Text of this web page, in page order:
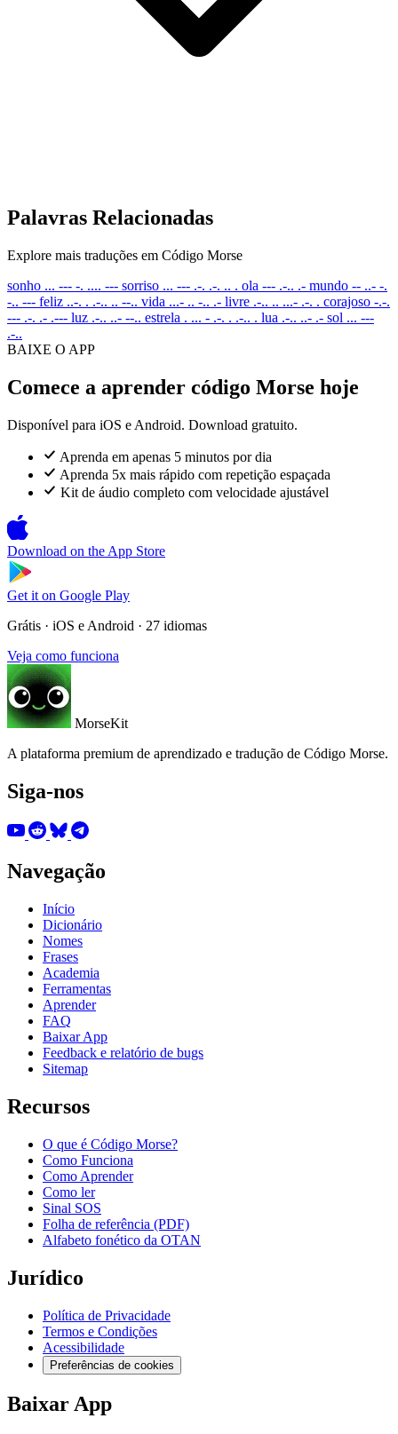
Palavras Relacionadas
Explore mais traduções em Código Morse
sonho ... --- -. .... --- sorriso ... --- .-. .-. .. . ola --- .-.. .- mundo -- ..- -.
-.. --- feliz ..-. . .-.. .. --.. vida ...- .. -.. .- livre .-.. .. ...- .-. . corajoso -.-.
--- .-. .- .--- luz .-.. ..- --.. estrela . ... - .-. . .-.. . lua .-.. ..- .- sol ... ---
.-..
BAIXE O APP
Comece a aprender código Morse hoje
Disponível para iOS e Android. Download gratuito.
Aprenda em apenas 5 minutos por dia
Aprenda 5x mais rápido com repetição espaçada
Kit de áudio completo com velocidade ajustável
Download on the App Store
Get it on Google Play
Grátis · iOS e Android · 27 idiomas
Veja como funciona
MorseKit
A plataforma premium de aprendizado e tradução de Código Morse.
Siga-nos
Navegação
Início
Dicionário
Nomes
Frases
Academia
Ferramentas
Aprender
FAQ
Baixar App
Feedback e relatório de bugs
Sitemap
Recursos
O que é Código Morse?
Como Funciona
Como Aprender
Como ler
Sinal SOS
Folha de referência (PDF)
Alfabeto fonético da OTAN
Jurídico
Política de Privacidade
Termos e Condições
Acessibilidade
Preferências de cookies
Baixar App